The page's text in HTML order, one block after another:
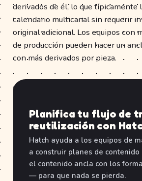
derivados de él, lo que típicamente
calendario multicanal sin requerir
original adicional. Los equipos con
de producción pueden hacer un
con más derivados por pieza.
Planifica tu flujo de
reutilización con
Hatch ayuda a los equipos de
a construir planes de contenido
el contenido ancla con los
— para que nada se pierda.